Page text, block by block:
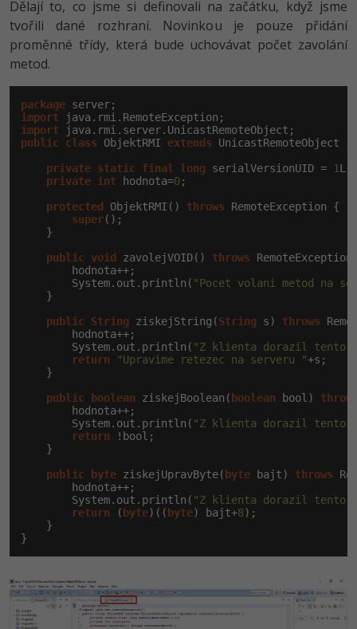
Dělají to, co jsme si definovali na začátku, když jsme
tvořili dané rozhraní. Novinkou je pouze přidání
proměnné třídy, která bude uchovávat počet zavolání
metod.
package
import
import
public
class ObjektRMI extends UnicastRemoteObject
private static final long serialVersionUID = 1 L;
private int hodnota=0;
protected
ObjektRMI() throws RemoteException {
super();
    }
public
void zavolejVOID() throws
        hodnota++;
        System.out.println(
"Pocet volani metod na
    }
public
String ziskejString(String s) throws
        hodnota++;
        System.out.println(
"Z klienta dorazil tento
return
"Upravime retezec na serveru "+s;
    }
public
boolean ziskejBoolean( boolean bool)
        hodnota++;
        System.out.println(
"Z klienta dorazil tento
return !bool;
    }
public
byte ziskejUpravByte( byte bajt) throws
        hodnota++;
        System.out.println(
"Z klienta dorazil tento
return ( byte)(( byte) bajt+8);
    }
}